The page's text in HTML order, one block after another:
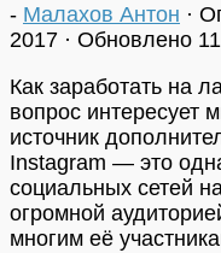
- Малахов Антон ·
2017 · Обновлено
Как заработать на
вопрос интересует
источник
Instagram — это
социальных сетей
огромной
многим её